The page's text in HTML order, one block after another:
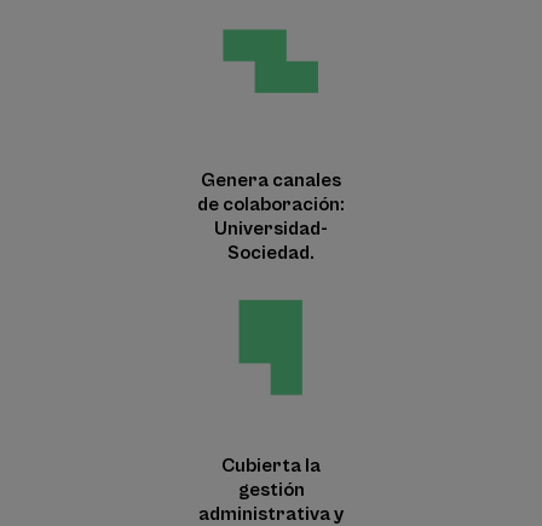
Genera canales
de colaboración:
Universidad-
Sociedad.
Cubierta la
gestión
administrativa y